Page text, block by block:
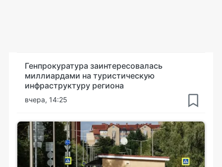
Генпрокуратура заинтересовалась
миллиардами на туристическую
инфраструктуру региона
вчера, 14:25